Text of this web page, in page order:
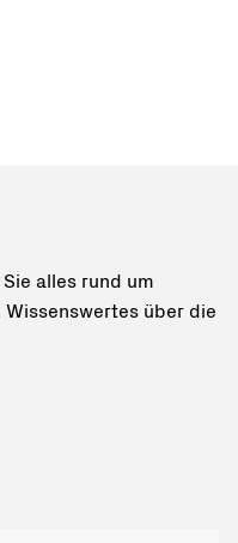
alles rund um
über die